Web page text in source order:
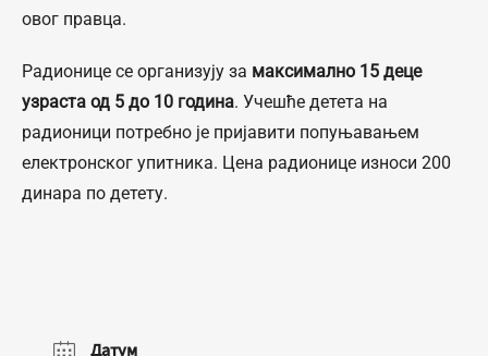
овог правца.
Радионице се организују за максимално 15 деце
узраста од 5 до 10 година. Учешће детета на
радионици потребно је пријавити попуњавањем
електронског упитника. Цена радионице износи 200
динара по детету.
Датум